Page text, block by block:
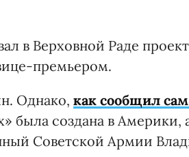
в Верховной Раде
премьером.
Однако, как сообщил
была создана в Америки,
Советской Армии